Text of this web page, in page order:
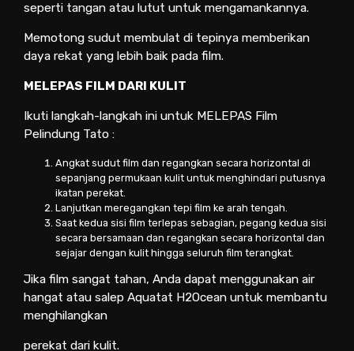
seperti tangan atau lutut untuk mengamankannya.
Memotong sudut membulat di tepinya memberikan
daya rekat yang lebih baik pada film.
MELEPAS FILM DARI KULIT
Ikuti langkah-langkah ini untuk MELEPAS Film
Pelindung Tato :
Angkat sudut film dan regangkan secara horizontal di
sepanjang permukaan kulit untuk menghindari putusnya
ikatan perekat.
Lanjutkan meregangkan tepi film ke arah tengah.
Saat kedua sisi film terlepas sebagian, pegang kedua sisi
secara bersamaan dan regangkan secara horizontal dan
sejajar dengan kulit hingga seluruh film terangkat.
Jika film sangat tahan, Anda dapat menggunakan air
hangat atau salep Aquatat H2Ocean untuk membantu
menghilangkan
perekat dari kulit.